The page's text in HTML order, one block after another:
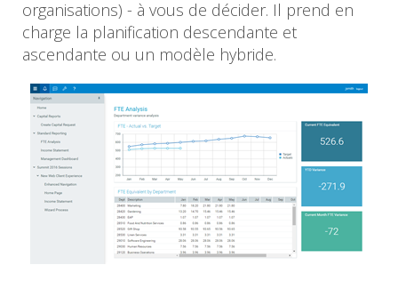
organisations) - à vous de décider. Il prend en
charge la planification descendante et
ascendante ou un modèle hybride.